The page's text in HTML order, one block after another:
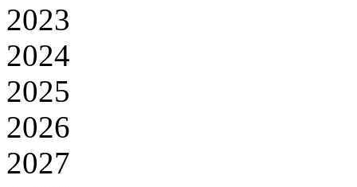
2023
2024
2025
2026
2027